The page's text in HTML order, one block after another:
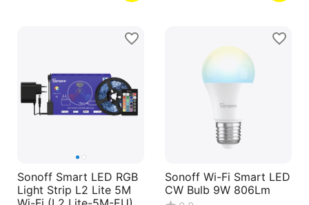
Sonoff Smart LED RGB
Light Strip L2 Lite 5M
Sonoff Wi-Fi Smart LED
CW Bulb 9W 806Lm